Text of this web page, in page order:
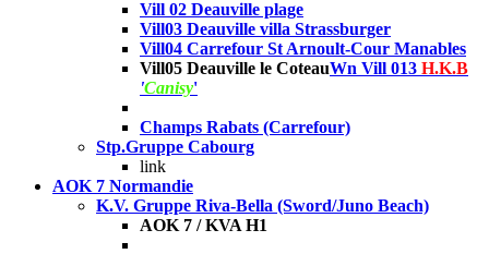
Vill 02 Deauville plage
Vill03 Deauville villa Strassburger
Vill04 Carrefour St Arnoult-Cour Manables
Vill05 Deauville le CoteauWn Vill 013 H.K.B
'Canisy'
Champs Rabats (Carrefour)
Stp.Gruppe Cabourg
link
AOK 7 Normandie
K.V. Gruppe Riva-Bella (Sword/Juno Beach)
AOK 7 / KVA H1